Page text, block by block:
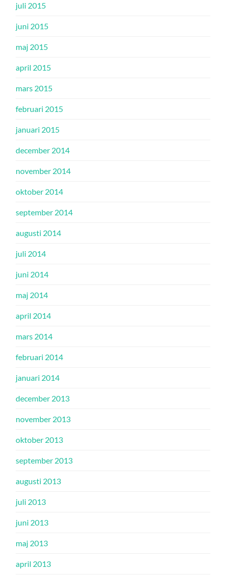
juli 2015
juni 2015
maj 2015
april 2015
mars 2015
februari 2015
januari 2015
december 2014
november 2014
oktober 2014
september 2014
augusti 2014
juli 2014
juni 2014
maj 2014
april 2014
mars 2014
februari 2014
januari 2014
december 2013
november 2013
oktober 2013
september 2013
augusti 2013
juli 2013
juni 2013
maj 2013
april 2013